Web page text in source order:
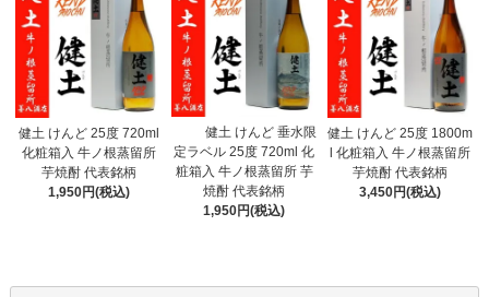
健土 けんど 25度 720ml
化粧箱入 牛ノ根蒸留所
芋焼酎 代表銘柄
1,950円(税込)
健土 けんど 垂水限
定ラベル 25度 720ml 化
粧箱入 牛ノ根蒸留所 芋
焼酎 代表銘柄
1,950円(税込)
健土 けんど 25度 1800m
l 化粧箱入 牛ノ根蒸留所
芋焼酎 代表銘柄
3,450円(税込)